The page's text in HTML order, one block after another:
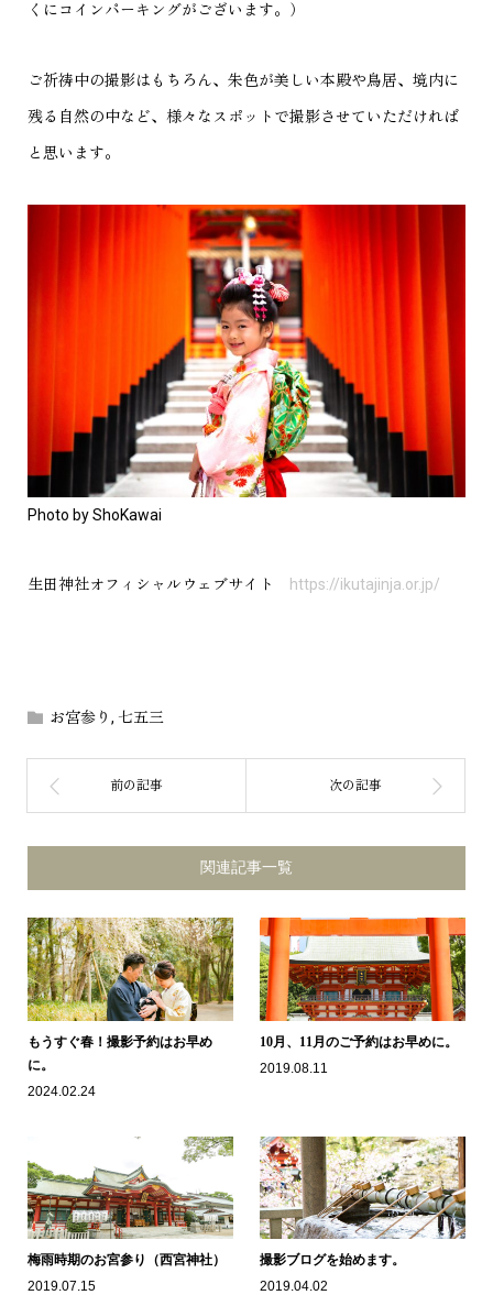
くにコインパーキングがございます。）
ご祈祷中の撮影はもちろん、朱色が美しい本殿や鳥居、境内に
残る自然の中など、様々なスポットで撮影させていただければ
と思います。
Photo by ShoKawai
生田神社オフィシャルウェブサイト https://ikutajinja.or.jp/
お宮参り , 七五三
関連記事一覧
もうすぐ春！撮影予約はお早め
に。
2024.02.24
10月、11月のご予約はお早めに。
2019.08.11
梅雨時期のお宮参り（西宮神社）
2019.07.15
撮影ブログを始めます。
2019.04.02